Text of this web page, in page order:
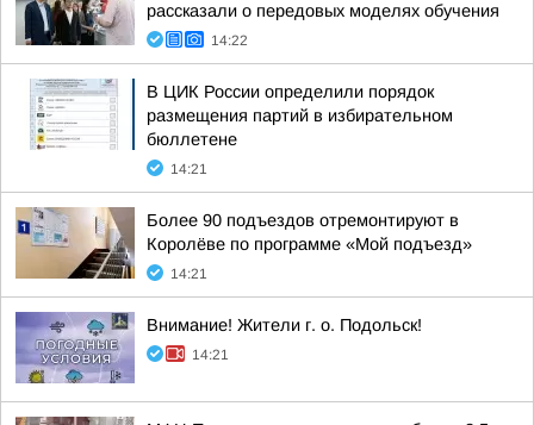
рассказали о передовых моделях обучения
14:22
В ЦИК России определили порядок
размещения партий в избирательном
бюллетене
14:21
Более 90 подъездов отремонтируют в
Королёве по программе «Мой подъезд»
14:21
Внимание! Жители г. о. Подольск!
14:21